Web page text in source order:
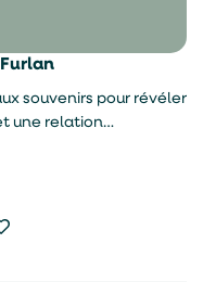
souvenirs pour révéler
une relation